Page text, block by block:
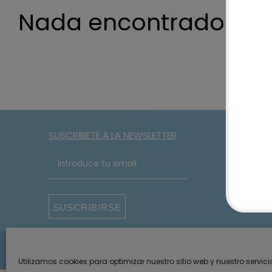
Utilizamos cookies para optimizar nuestro sitio web y nuestro
Nada encontrado
SUSCRÍBETE A LA NEWSLETTER
SUSCRIBIRSE